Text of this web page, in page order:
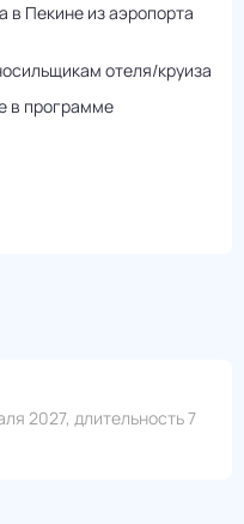
в Пекине из аэропорта
отеля/круиза
в программе
2027, длительность 7